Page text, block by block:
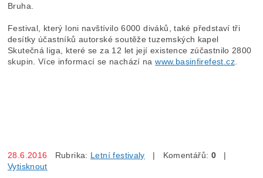
Bruha.
Festival, který loni navštívilo 6000 diváků, také představí tři
desítky účastníků autorské soutěže tuzemských kapel
Skutečná liga, které se za 12 let její existence zúčastnilo 2800
skupin. Více informací se nachází nawww.basinfirefest.cz.
28.6.2016 Rubrika: Letní festivaly | Komentářů: 0 |
Vytisknout